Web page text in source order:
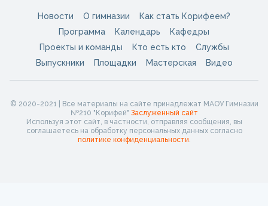
Новости О гимназии
Как стать Корифеем?
Программа
Календарь
Кафедры
Проекты и команды
Кто есть кто
Службы
Выпускники
Площадки Мастерская Видео
© 2020-2021 | Все материалы на сайте принадлежат МАОУ Гимназии
№210 "Корифей" Заслуженный сайт
Используя этот сайт, в частности, отправляя сообщения, вы
соглашаетесь на обработку персональных данных согласно
политике конфиденциальности.